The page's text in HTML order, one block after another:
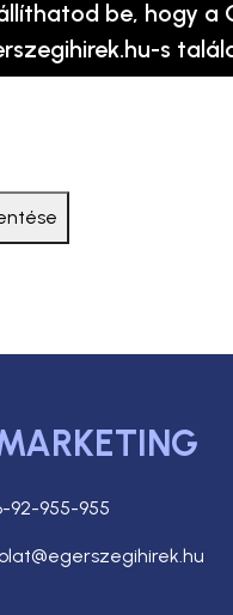
be, hogy a
s
92-955-955